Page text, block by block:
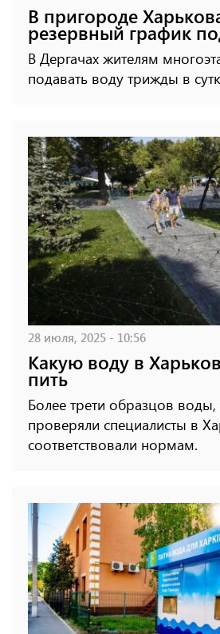
В пригороде
резервный график
В Дергачах жителям
подавать воду трижды в
28 июля, 2025 - 10:56
Какую воду в
пить
Более трети образцов
проверяли специалисты в
соответствовали нормам.